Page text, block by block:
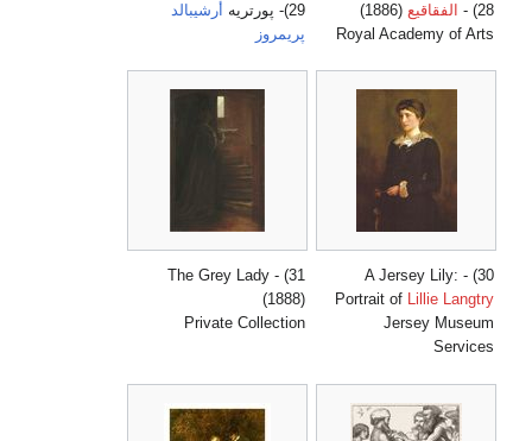
28) - الفقاقيع
(1886)
Royal Academy of Arts
29)- پورتريه
أرشيبالد
پريمروز
30) - A Jersey Lily:
Portrait of Lillie Langtry
Jersey Museum
Services
31) - The Grey Lady
(1888)
Private Collection